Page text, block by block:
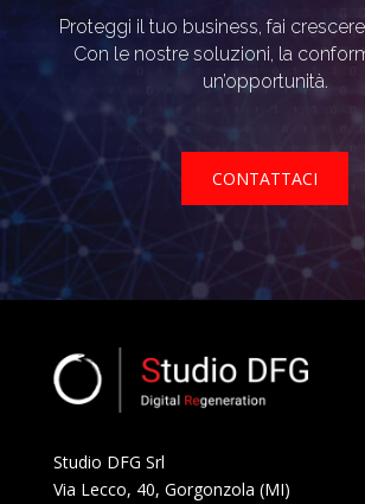
Proteggi il tuo business, fai
Con le nostre soluzioni, la
un’opportunità.
CONTATTACI
Studio DFG Srl
Via Lecco, 40, Gorgonzola (MI)